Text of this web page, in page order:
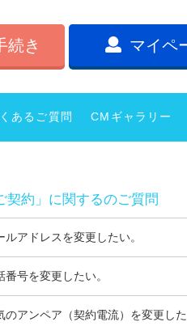
続き マイペ
あるご質問 CMギャラリー
契約」に関するのご質問
ルアドレスを変更したい。
番号を変更したい。
のアンペア（契約電流）を変更した